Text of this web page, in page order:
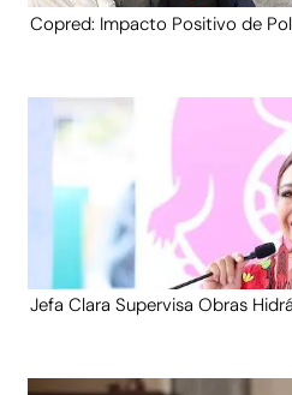
Copred: Impacto Positivo de
Jefa Clara Supervisa Obras